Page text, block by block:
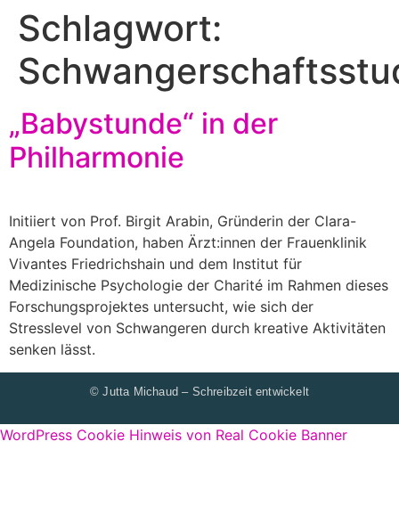
Schlagwort:
„Babystunde“ in der
Philharmonie
Initiiert von Prof. Birgit Arabin, Gründerin der Clara-
Angela Foundation, haben Ärzt:innen der Frauenklinik
Vivantes Friedrichshain und dem Institut für
Medizinische Psychologie der Charité im Rahmen dieses
Forschungsprojektes untersucht, wie sich der
Stresslevel von Schwangeren durch kreative Aktivitäten
senken lässt.
© Jutta Michaud – Schreibzeit entwickelt
WordPress Cookie Hinweis von Real Cookie Banner